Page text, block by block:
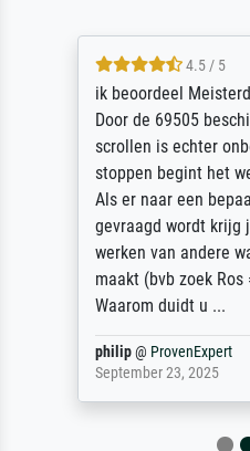
4.5 / 5
ik beoordeel
Door de 69505
scrollen is echter
stoppen begint het
Als er naar een
gevraagd wordt krijg
werken van andere
maakt (bvb zoek Ros
Waarom duidt u ...
philip@ ProvenExpert
September 23, 2025